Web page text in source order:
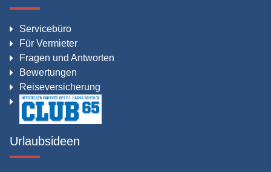
Servicebüro
Für Vermieter
Fragen und Antworten
Bewertungen
Reiseversicherung
Urlaubsideen